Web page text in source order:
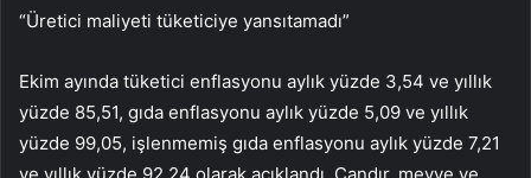
“Üretici maliyeti tüketiciye yansıtamadı”
Ekim ayında tüketici enflasyonu aylık yüzde 3,54 ve yıllık
yüzde 85,51, gıda enflasyonu aylık yüzde 5,09 ve yıllık
yüzde 99,05, işlenmemiş gıda enflasyonu aylık yüzde 7,21
ve yıllık yüzde 92,24 olarak açıklandı. Çandır, meyve ve